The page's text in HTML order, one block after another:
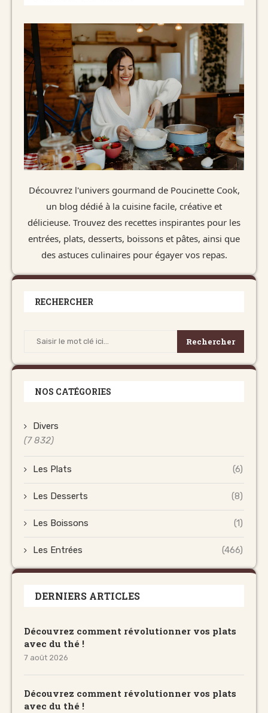
Découvrez l'univers gourmand de Poucinette Cook,
un blog dédié à la cuisine facile, créative et
délicieuse. Trouvez des recettes inspirantes pour les
entrées, plats, desserts, boissons et pâtes, ainsi que
des astuces culinaires pour égayer vos repas.
RECHERCHER
Rechercher
NOS CATÉGORIES
Divers
(7 832)
Les Plats (6)
Les Desserts (8)
Les Boissons (1)
Les Entrées (466)
DERNIERS ARTICLES
Découvrez comment révolutionner vos plats
avec du thé !
7 août 2026
Découvrez comment révolutionner vos plats
avec du thé !